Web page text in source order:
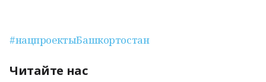
#нацпроектыБашкортостан
Читайте нас